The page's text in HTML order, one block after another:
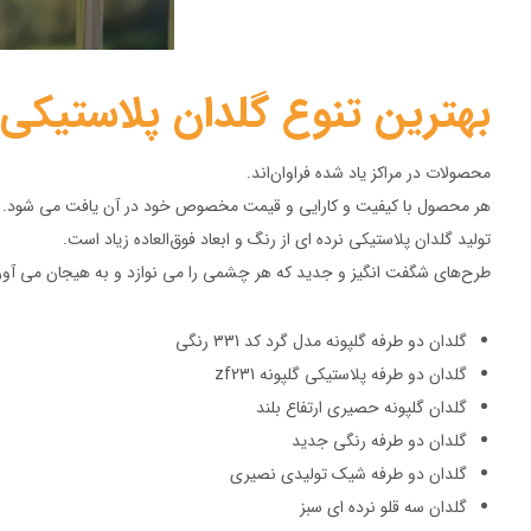
بهترین تنوع گلدان پلاستیکی
محصولات در مراکز یاد شده فراوان‌اند.
هر محصول با کیفیت و کارایی و قیمت مخصوص خود در آن یافت می شود.
تولید گلدان پلاستیکی نرده ای از رنگ و ابعاد فوق‌العاده زیاد است.
طرح‌های شگفت انگیز و جدید که هر چشمی را می نوازد و به هیجان می
گلدان دو طرفه گلپونه مدل گرد کد 331 رنگی
گلدان دو طرفه پلاستیکی گلپونه zf231
گلدان گلپونه حصیری ارتفاع بلند
گلدان دو طرفه رنگی جدید
گلدان دو طرفه شیک تولیدی نصیری
گلدان سه قلو نرده ای سبز